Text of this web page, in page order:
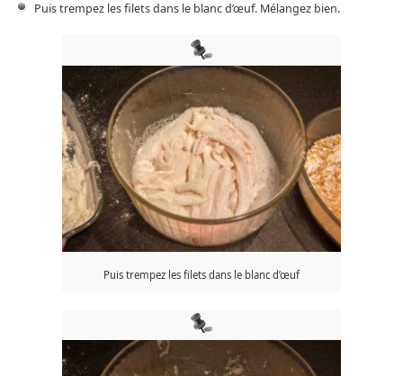
Puis trempez les filets dans le blanc d’œuf. Mélangez bien.
Puis trempez les filets dans le blanc d’œuf